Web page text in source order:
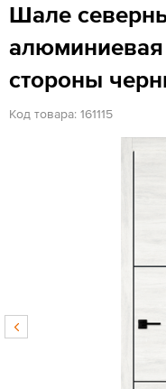
Вход / Регистрация
Шале
стороны
Код товара: 161115